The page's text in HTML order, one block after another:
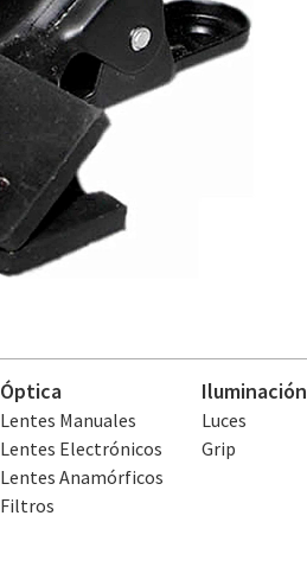
Óptica
Lentes Manuales
Lentes Electrónicos
Lentes Anamórficos
Filtros
Iluminación
Luces
Grip